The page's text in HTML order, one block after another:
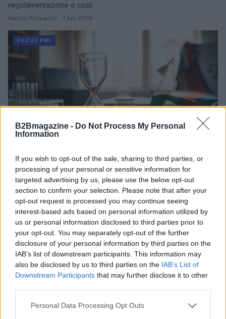
B2Bmagazine - Do Not Process My Personal
Information
If you wish to opt-out of the sale, sharing to third parties, or
processing of your personal or sensitive information for
targeted advertising by us, please use the below opt-out
section to confirm your selection. Please note that after your
opt-out request is processed you may continue seeing
interest-based ads based on personal information utilized by
us or personal information disclosed to third parties prior to
your opt-out. You may separately opt-out of the further
disclosure of your personal information by third parties on the
IAB’s list of downstream participants. This information may
also be disclosed by us to third parties on the IAB’s List of
Downstream Participants that may further disclose it to other
Please note that this website/app uses one or more Google
Personal Data Processing Opt Outs
regolamentazione e costi
Matteo Pellegrino · 7 Apr 2026
FOCUS PMI
Call4Innovit 2026: opportunità per startup
biotech e PMI per la Bay Area
Candidature aperte fino al 21 aprile 2026 per entrare nel
percorso di internazionalizzazione in San Francisco dedicato a
biotech e Life Sciences.
Matteo Pellegrino · 6 Apr 2026
SERVIZI PER LE AZIENDE